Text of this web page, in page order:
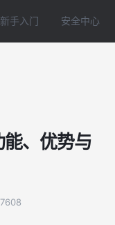
新手入门 安全中心
、优势与